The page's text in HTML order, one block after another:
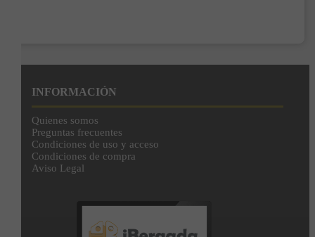
INFORMACIÓN
Quienes somos
Preguntas frecuentes
Condiciones de uso y acceso
Condiciones de compra
Aviso Legal